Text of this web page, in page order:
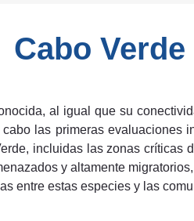
Cabo Verde
al igual que su
las primeras evaluaciones
incluidas las zonas críticas
y altamente
entre estas especies y las